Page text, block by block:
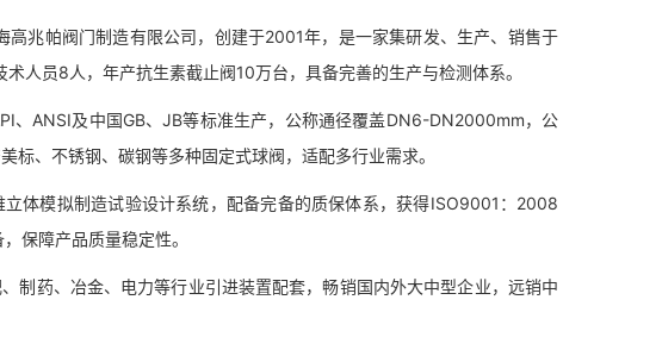
帕阀门制造有限公司，创建于2001年，是一家集研发、生产、销售于
人员8人，年产抗生素截止阀10万台，具备完善的生产与检测体系。
ANSI及中国GB、JB等标准生产，公称通径覆盖DN6-DN2000mm，公
、不锈钢、碳钢等多种固定式球阀，适配多行业需求。
模拟制造试验设计系统，配备完备的质保体系，获得ISO9001：2008
保障产品质量稳定性。
药、冶金、电力等行业引进装置配套，畅销国内外大中型企业，远销中